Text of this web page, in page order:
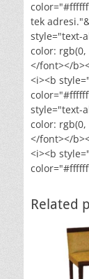
tek
style="text-
color:
</font></
<i><b
style="text-
color:
</font></
<i><b
Related